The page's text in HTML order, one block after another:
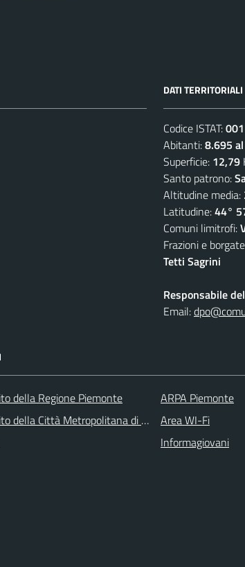
DATI TERRITORIALI
Codice ISTAT:
Abitanti:8.695
Superficie: 12,79
Santo patrono:
Altitudine media:
Latitudine:44°
Comuni limitrofi:
Frazioni e
Tetti Sagrini
Responsabile
Email:
della Regione Piemonte
della Città Metropolitana di Torino
ARPA Piemonte
Area WI-Fi
Informagiovani